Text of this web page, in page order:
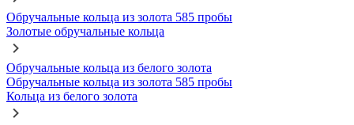
Обручальные кольца из золота 585 пробы
Золотые обручальные кольца
Обручальные кольца из белого золота
Обручальные кольца из золота 585 пробы
Кольца из белого золота